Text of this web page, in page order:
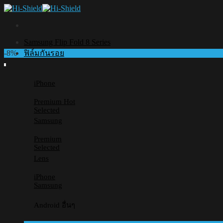
Skip
Samsung Flip Fold 8 Series
ฟิล์มกันรอย
iPhone
Premium
Selected
Samsung
Premium
Selected
Lens
iPhone
Samsung
Android อื่นๆ
-8%